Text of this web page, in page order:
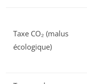
Taxe CO₂ (malus
écologique)